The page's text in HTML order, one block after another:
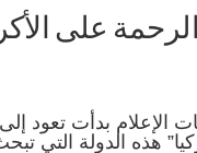
على
بدأت تعود إلى
هذه الدولة التي